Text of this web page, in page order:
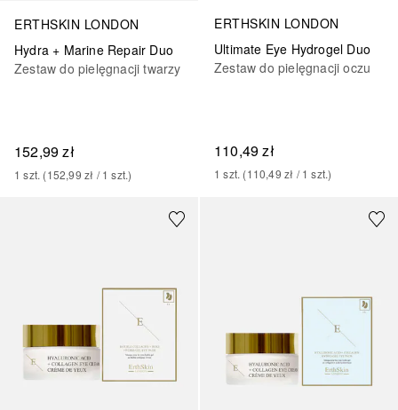
ERTHSKIN LONDON
Hydra + Marine Repair Duo
Zestaw do pielęgnacji twarzy
152,99 zł
1 szt. (152,99 zł / 1 szt.)
ERTHSKIN LONDON
Ultimate Eye Hydrogel Duo
Zestaw do pielęgnacji oczu
110,49 zł
1 szt. (110,49 zł / 1 szt.)